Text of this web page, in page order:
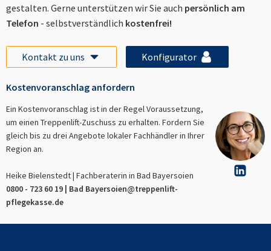
gestalten. Gerne unterstützen wir Sie auch persönlich am
Telefon - selbstverständlich kostenfrei!
Kontakt zu uns Konfigurator
Kostenvoranschlag anfordern
Ein Kostenvoranschlag ist in der Regel Voraussetzung,
um einen Treppenlift-Zuschuss zu erhalten. Fordern Sie
gleich bis zu drei Angebote lokaler Fachhändler in Ihrer
Region an.
Heike Bielenstedt | Fachberaterin in Bad Bayersoien
0800 - 723 60 19 | Bad Bayersoien@treppenlift-
pflegekasse.de